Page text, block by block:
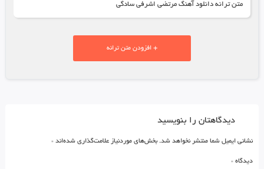
متن ترانه دانلود آهنگ مرتضی اشرفی سادگی
+ افزودن متن ترانه
دیدگاهتان را بنویسید
نشانی ایمیل شما منتشر نخواهد شد. بخش‌های موردنیاز علامت‌گذاری شده‌اند *
دیدگاه *